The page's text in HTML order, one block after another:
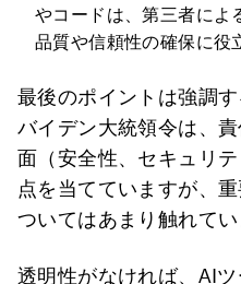
やコードは、第三者によ
品質や信頼性の確保に役
最後のポイントは強調
バイデン大統領令は、
面（安全性、セキュリ
点を当てていますが、
ついてはあまり触れてい
透明性がなければ、AI